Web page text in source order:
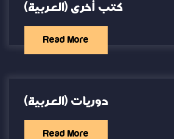
(العربية) كتب أخرى
Read More
(العربية) دوريات
Read More